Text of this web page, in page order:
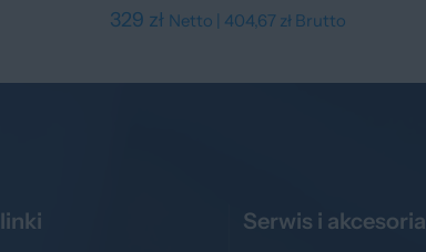
329 zł Netto | 404,67 złBrutto
Serwis i akcesoria